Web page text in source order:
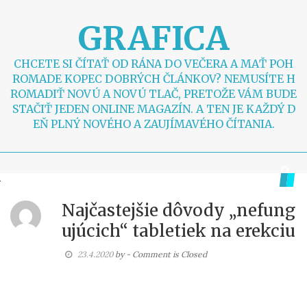
GRAFICA
CHCETE SI ČÍTAŤ OD RÁNA DO VEČERA A MAŤ POH
ROMADE KOPEC DOBRÝCH ČLÁNKOV? NEMUSÍTE H
ROMADIŤ NOVÚ A NOVÚ TLAČ, PRETOŽE VÁM BUDE
STAČIŤ JEDEN ONLINE MAGAZÍN. A TEN JE KAŽDÝ D
EŇ PLNÝ NOVÉHO A ZAUJÍMAVÉHO ČÍTANIA.
Najčastejšie dôvody „nefung
ujúcich“ tabletiek na erekciu
23.4.2020by- Comment is Closed